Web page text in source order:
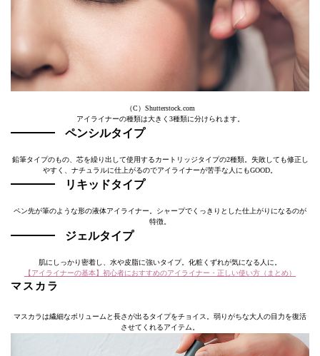
（C）Shutterstock.com
アイライナーの種類は大きく3種類に分けられます。
ペンシルタイプ
鉛筆タイプのもの、芯を繰り出して使用するカートリッジタイプの2種類。失敗しても修正し
やすく、ナチュラルに仕上がるのでアイライナーが苦手な人にもGOOD。
リキッドタイプ
ペン先が筆のような形の液体アイライナー。シャープでくっきりとした仕上がりになるのが
特徴。
ジェルタイプ
肌にしっかり密着し、水や皮脂に強いタイプ。化粧くずれが気になる人に。
【アイライナーの基本】初心者におすすめのアイライナー・正しい使い方（まとめ）
マスカラ
マスカラは繊細なボリュームと長さが出るタイプをチョイス。弱りがちな大人の目力を復活
させてくれるアイテム。